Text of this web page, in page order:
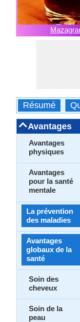
Résumé
Avantages
Avantages
physiques
Avantages
pour la santé
mentale
La prévention
des maladies
Avantages
globaux de la
santé
Soin des
cheveux
Soin de la
peau